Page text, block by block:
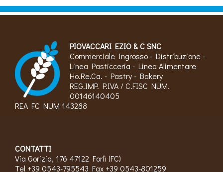
PIOVACCARI EZIO & C SNC
Commerciale Ingrosso - Distribuzione -
Linea Pasticceria - Linea Alimentare
Ho.Re.Ca. - Pastry - Bakery
REG.IMP. P.IVA / C.FISC NUM.
00146140405
REA FC NUM 143288
CONTATTI
Via Gorizia, 176 47122 Forlì (FC)
Tel +39 0543-795543 Fax +39 0543-801259